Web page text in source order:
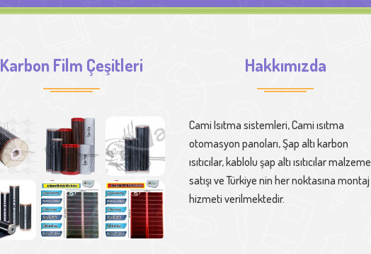
Karbon Film Çeşitleri Hakkımızda
Cami Isıtma sistemleri, Cami ısıtma
otomasyon panoları, Şap altı karbon
ısıtıcılar, kablolu şap altı ısıtıcılar malzeme
satışı ve Türkiye nin her noktasına montaj
hizmeti verilmektedir.